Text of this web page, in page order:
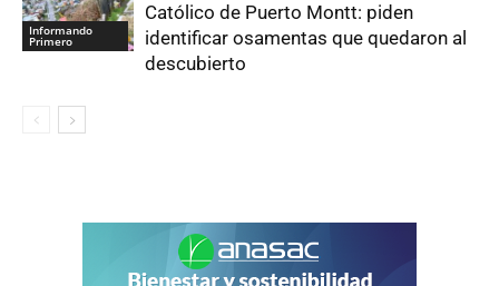
Informando
Primero
Católico de Puerto Montt: piden
identificar osamentas que quedaron al
descubierto